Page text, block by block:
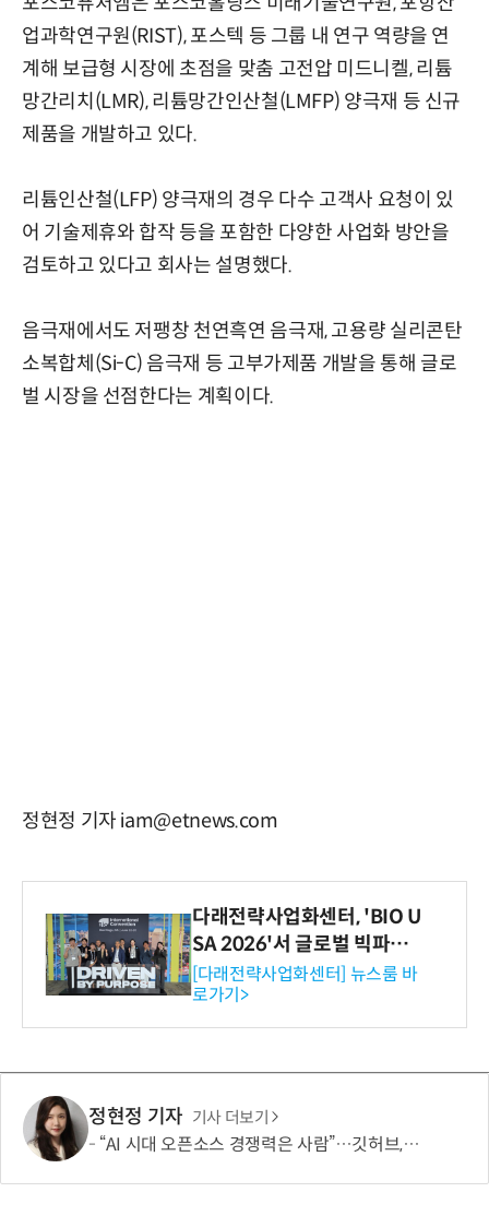
업과학연구원(RIST), 포스텍 등 그룹 내 연구 역량을 연
계해 보급형 시장에 초점을 맞춤 고전압 미드니켈, 리튬
망간리치(LMR), 리튬망간인산철(LMFP) 양극재 등 신규
제품을 개발하고 있다.
리튬인산철(LFP) 양극재의 경우 다수 고객사 요청이 있
어 기술제휴와 합작 등을 포함한 다양한 사업화 방안을
검토하고 있다고 회사는 설명했다.
음극재에서도 저팽창 천연흑연 음극재, 고용량 실리콘탄
소복합체(Si-C) 음극재 등 고부가제품 개발을 통해 글로
벌 시장을 선점한다는 계획이다.
정현정 기자 iam@etnews.com
다래전략사업화센터, 'BIO U
SA 2026'서 글로벌 빅파마
와의 비즈니스 미팅 지원…K
-바이오 해외 진출 교두보 확
보
[다래전략사업화센터] 뉴스룸 바
로가기>
정현정 기자 기사 더보기
“AI 시대 오픈소스 경쟁력은 사람”…깃허브, 유지관리자 지원 확대